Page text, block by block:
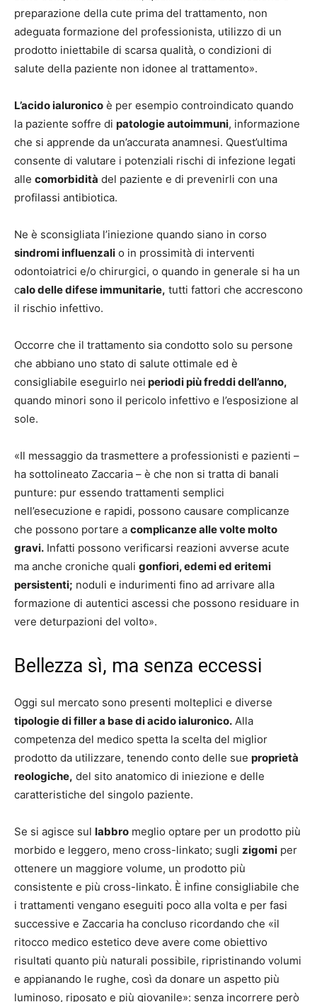
preparazione della cute prima del trattamento, non
adeguata formazione del professionista, utilizzo di un
prodotto iniettabile di scarsa qualità, o condizioni di
salute della paziente non idonee al trattamento».
L’acido ialuronico è per esempio controindicato quando
la paziente soffre di patologie autoimmuni, informazione
che si apprende da un’accurata anamnesi. Quest’ultima
consente di valutare i potenziali rischi di infezione legati
alle comorbidità del paziente e di prevenirli con una
profilassi antibiotica.
Ne è sconsigliata l’iniezione quando siano in corso
sindromi influenzali o in prossimità di interventi
odontoiatrici e/o chirurgici, o quando in generale si ha un
calo delle difese immunitarie, tutti fattori che accrescono
il rischio infettivo.
Occorre che il trattamento sia condotto solo su persone
che abbiano uno stato di salute ottimale ed è
consigliabile eseguirlo nei periodi più freddi dell’anno,
quando minori sono il pericolo infettivo e l’esposizione al
sole.
«Il messaggio da trasmettere a professionisti e pazienti –
ha sottolineato Zaccaria – è che non si tratta di banali
punture: pur essendo trattamenti semplici
nell’esecuzione e rapidi, possono causare complicanze
che possono portare a complicanze alle volte molto
gravi. Infatti possono verificarsi reazioni avverse acute
ma anche croniche quali gonfiori, edemi ed eritemi
persistenti; noduli e indurimenti fino ad arrivare alla
formazione di autentici ascessi che possono residuare in
vere deturpazioni del volto».
Bellezza sì, ma senza eccessi
Oggi sul mercato sono presenti molteplici e diverse
tipologie di filler a base di acido ialuronico. Alla
competenza del medico spetta la scelta del miglior
prodotto da utilizzare, tenendo conto delle sue proprietà
reologiche, del sito anatomico di iniezione e delle
caratteristiche del singolo paziente.
Se si agisce sul labbro meglio optare per un prodotto più
morbido e leggero, meno cross-linkato; sugli zigomi per
ottenere un maggiore volume, un prodotto più
consistente e più cross-linkato. È infine consigliabile che
i trattamenti vengano eseguiti poco alla volta e per fasi
successive e Zaccaria ha concluso ricordando che «il
ritocco medico estetico deve avere come obiettivo
risultati quanto più naturali possibile, ripristinando volumi
e appianando le rughe, così da donare un aspetto più
luminoso, riposato e più giovanile»: senza incorrere però